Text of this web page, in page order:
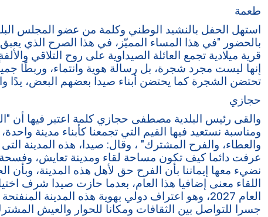
طعمة
استهل الحفل بالنشيد الوطني وكلمة من عضو المجلس
بالحضور "في هذا المساء المميّز، في هذا الصرح الذي
قرية ميلادية تجمع العائلة الصيداوية على روح التلاقي
إنها ليست مجرد شجرة، بل رسالة هوية وانتماء، وربطًا
تحتضن الشجرة كما يحتضن أبناء صيدا بعضهم البعض، يدًا
حجازي
والقى رئيس البلدية مصطفى حجازي كلمة اعتبر فيها أن
ومناسبة نستعيد فيها القيم التي تجمعنا كأبناء مدينة
والعطاء، والفرح المشترك" ، وقال: صيدا، هذه المدينة
عرفت دائما كيف تكون مساحة لقاء ومدينة تعايش،
نضيء معها إيماننا بأن الفرح حق لأهل هذه المدينة،
اللقاء معنى إضافيا هذا العام، بعدما حازت صيدا شرف
العام 2027، وهو اعتراف دولي بهوية هذه المدينة
جسرا للتواصل بين الثقافات ومكانا للحوار والعيش